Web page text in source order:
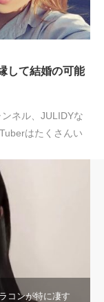
して結婚の可能
ネル、JULIDYな
はたくさんい
コンが特に凄す